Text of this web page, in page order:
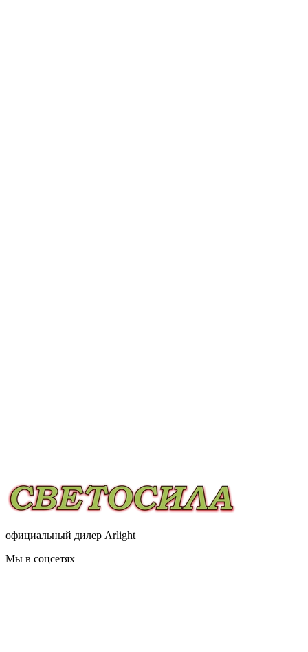
официальный дилер Arlight
Мы в соцсетях